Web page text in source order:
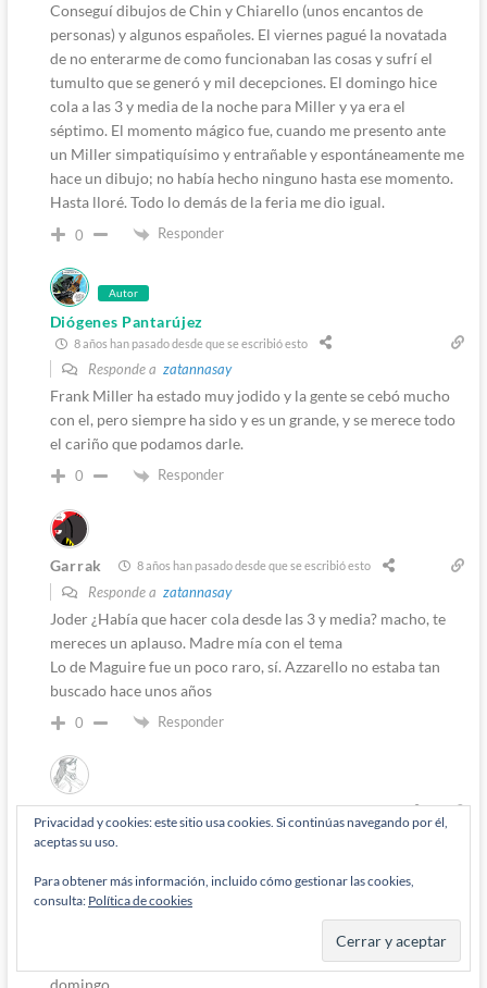
Conseguí dibujos de Chin y Chiarello (unos encantos de
personas) y algunos españoles. El viernes pagué la novatada
de no enterarme de como funcionaban las cosas y sufrí el
tumulto que se generó y mil decepciones. El domingo hice
cola a las 3 y media de la noche para Miller y ya era el
séptimo. El momento mágico fue, cuando me presento ante
un Miller simpatiquísimo y entrañable y espontáneamente me
hace un dibujo; no había hecho ninguno hasta ese momento.
Hasta lloré. Todo lo demás de la feria me dio igual.
0 Responder
Autor
Diógenes Pantarújez
8 años han pasado desde que se escribió esto
Responde a zatannasay
Frank Miller ha estado muy jodido y la gente se cebó mucho
con el, pero siempre ha sido y es un grande, y se merece todo
el cariño que podamos darle.
0 Responder
Garrak 8 años han pasado desde que se escribió esto
Responde a zatannasay
Joder ¿Había que hacer cola desde las 3 y media? macho, te
mereces un aplauso. Madre mía con el tema
Lo de Maguire fue un poco raro, sí. Azzarello no estaba tan
buscado hace unos años
0 Responder
zatannasay
Responde a
habían quedado veintitantas personas con tickets pero sin
firmas.
Esas personas tenían prioridad; así que acordaron con la
editorial que unos veinte acudirían el sabado y otros seis el
Privacidad y cookies: este sitio usa cookies. Si continúas navegando por él,
aceptas su uso.
Para obtener más información, incluido cómo gestionar las cookies,
consulta: Política de cookies